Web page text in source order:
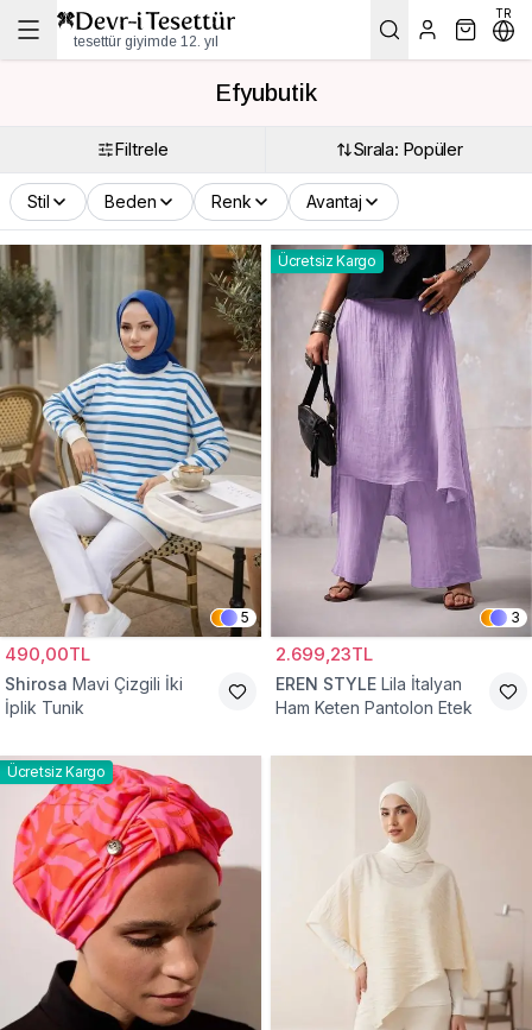
tesettür giyimde 12. yıl
TR
Efyubutik
Filtrele Sırala: Popüler
Stil Beden Renk Avantaj
5
490,00TL
Shirosa Mavi Çizgili İki
İplik Tunik
Ücretsiz Kargo
3
2.699,23TL
EREN STYLE Lila İtalyan
Ham Keten Pantolon Etek
Ücretsiz Kargo